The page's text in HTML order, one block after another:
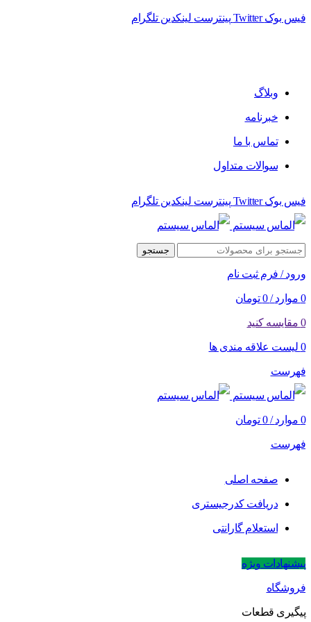
فیس بوک Twitter پینترست لینکدین تلگرام
وبلاگ
خبرنامه
تماس با ما
سوالات متداول
فیس بوک Twitter پینترست لینکدین تلگرام
جستجو
ورود / فرم ثبت نام
0 موارد /
0 تومان
0 مقایسه کنید
0 لیست علاقه مندی ها
فهرست
0 موارد /
0 تومان
فهرست
صفحه اصلی
دریافت کدرجیستری
استعلام گارانتی
پیشنهادات ویژه
فروشگاه
پیگیری قطعات